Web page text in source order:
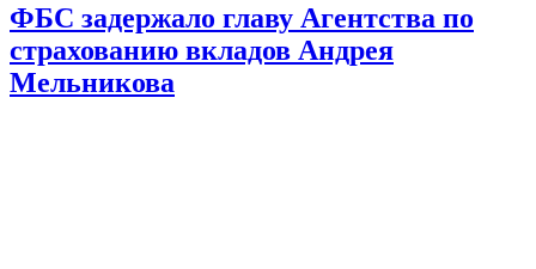
ФБС задержало главу Агентства по
страхованию вкладов Андрея
Мельникова